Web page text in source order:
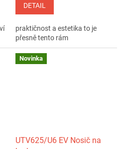
DETAIL
praktičnost a estetika to je
přesně tento rám
Novinka
UTV625/U6 EV Nosič na